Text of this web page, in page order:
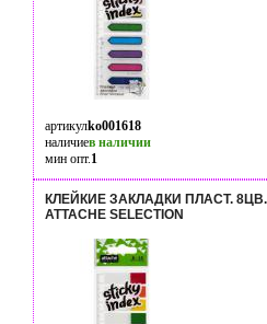
артикулko001618
наличиев наличии
мин опт.1
КЛЕЙКИЕ ЗАКЛАДКИ ПЛАСТ.
ATTACHE SELECTION